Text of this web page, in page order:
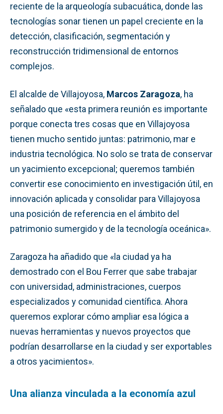
reciente de la arqueología subacuática, donde las
tecnologías sonar tienen un papel creciente en la
detección, clasificación, segmentación y
reconstrucción tridimensional de entornos
complejos.
El alcalde de Villajoyosa, Marcos Zaragoza, ha
señalado que «esta primera reunión es importante
porque conecta tres cosas que en Villajoyosa
tienen mucho sentido juntas: patrimonio, mar e
industria tecnológica. No solo se trata de conservar
un yacimiento excepcional; queremos también
convertir ese conocimiento en investigación útil, en
innovación aplicada y consolidar para Villajoyosa
una posición de referencia en el ámbito del
patrimonio sumergido y de la tecnología oceánica».
Zaragoza ha añadido que «la ciudad ya ha
demostrado con el Bou Ferrer que sabe trabajar
con universidad, administraciones, cuerpos
especializados y comunidad científica. Ahora
queremos explorar cómo ampliar esa lógica a
nuevas herramientas y nuevos proyectos que
podrían desarrollarse en la ciudad y ser exportables
a otros yacimientos».
Una alianza vinculada a la economía azul